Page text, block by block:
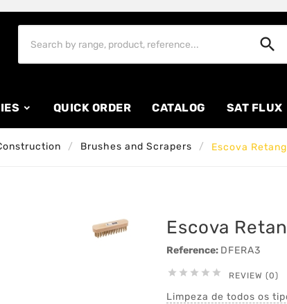

QUICK ORDER CATALOG SAT FLUX
Brushes and Scrapers Escova
Escova
Reference: DFERA3
     REVIEW (0)
Limpeza de todos os